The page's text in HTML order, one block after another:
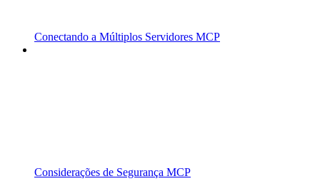
Conectando a Múltiplos Servidores MCP
Considerações de Segurança MCP